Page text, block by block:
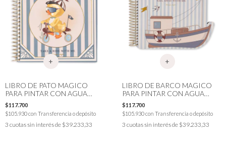
LIBRO DE PATO MAGICO
PARA PINTAR CON AGUA
KONGES
$117.700
$105.930con Transferencia o depósito
3 cuotas sin interés de $39.233,33
LIBRO DE BARCO MAGICO
PARA PINTAR CON AGUA
KONGES
$117.700
$105.930con Transferencia o depósito
3 cuotas sin interés de $39.233,33